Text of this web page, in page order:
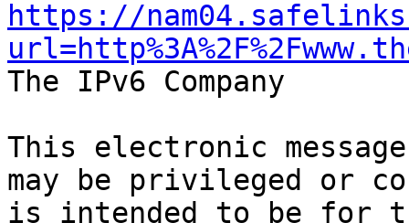
https://
The IPv6 Company
This electronic
may be privileged or
is intended to be for